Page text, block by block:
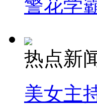
警花学
热点新
美女主